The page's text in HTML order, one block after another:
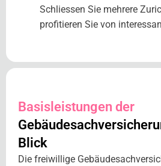
Schliessen Sie mehrere
profitieren Sie von
Basisleistungen der
Blick
Die freiwillige